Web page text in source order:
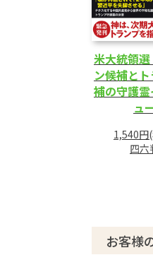
米大統領
ン候補と
補の守護
ュ
1,540円
四六
お客様